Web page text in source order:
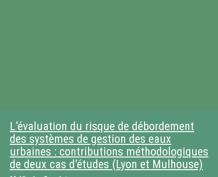
L’évaluation du risque de débordement
des systèmes de gestion des eaux
urbaines : contributions méthodologiques
de deux cas d’études (Lyon et Mulhouse)